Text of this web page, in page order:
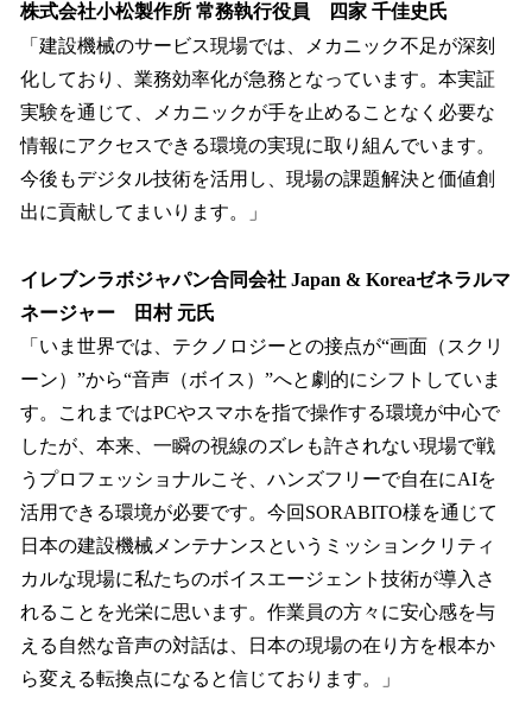
株式会社小松製作所 常務執行役員 四家 千佳史氏
「建設機械のサービス現場では、メカニック不足が深刻
化しており、業務効率化が急務となっています。本実証
実験を通じて、メカニックが手を止めることなく必要な
情報にアクセスできる環境の実現に取り組んでいます。
今後もデジタル技術を活用し、現場の課題解決と価値創
出に貢献してまいります。」
イレブンラボジャパン合同会社 Japan & Koreaゼネラルマ
ネージャー 田村 元氏
「いま世界では、テクノロジーとの接点が“画面（スクリ
ーン）”から“音声（ボイス）”へと劇的にシフトしていま
す。これまではPCやスマホを指で操作する環境が中心で
したが、本来、一瞬の視線のズレも許されない現場で戦
うプロフェッショナルこそ、ハンズフリーで自在にAIを
活用できる環境が必要です。今回SORABITO様を通じて
日本の建設機械メンテナンスというミッションクリティ
カルな現場に私たちのボイスエージェント技術が導入さ
れることを光栄に思います。作業員の方々に安心感を与
える自然な音声の対話は、日本の現場の在り方を根本か
ら変える転換点になると信じております。」